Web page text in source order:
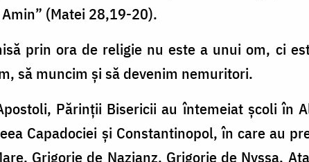
(Matei 28,19-20).
prin ora de religie nu este a unui om, ci
să muncim și să devenim nemuritori.
Părinții Bisericii au întemeiat școli în
Capadociei și Constantinopol, în care au
Grigorie de Nazianz, Grigorie de Nyssa,